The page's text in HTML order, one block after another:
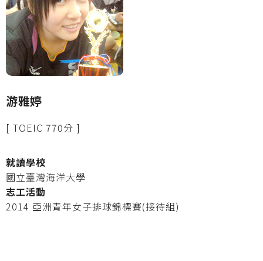
游雅婷
[ TOEIC 770分 ]
就讀學校
國立臺灣海洋大學
志工活動
2014 亞洲青年女子排球錦標賽(接待組)